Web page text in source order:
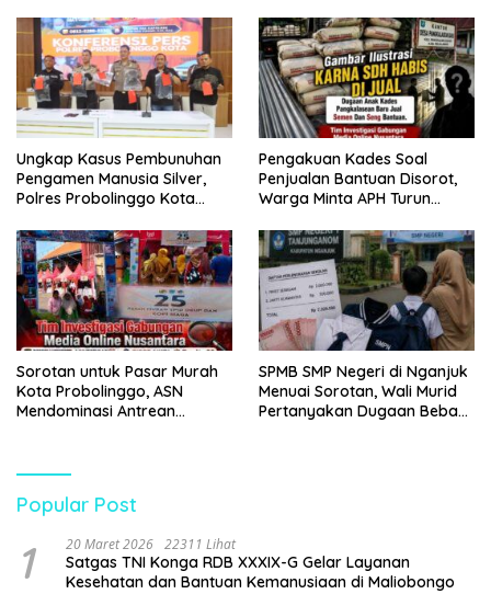
Tempuh Jalur Hukum
Ungkap Kasus Pembunuhan
Pengamen Manusia Silver,
Polres Probolinggo Kota
Pengakuan Kades Soal
Penjualan Bantuan Disorot,
Warga Minta APH Turun
Sorotan untuk Pasar Murah
Kota Probolinggo, ASN
Mendominasi Antrean
SPMB SMP Negeri di Nganjuk
Menuai Sorotan, Wali Murid
Pertanyakan Dugaan Beban
Popular Post
1 20 Maret 2026 22311 Lihat
Satgas TNI Konga RDB XXXIX-G Gelar Layanan
Kesehatan dan Bantuan Kemanusiaan di Maliobongo